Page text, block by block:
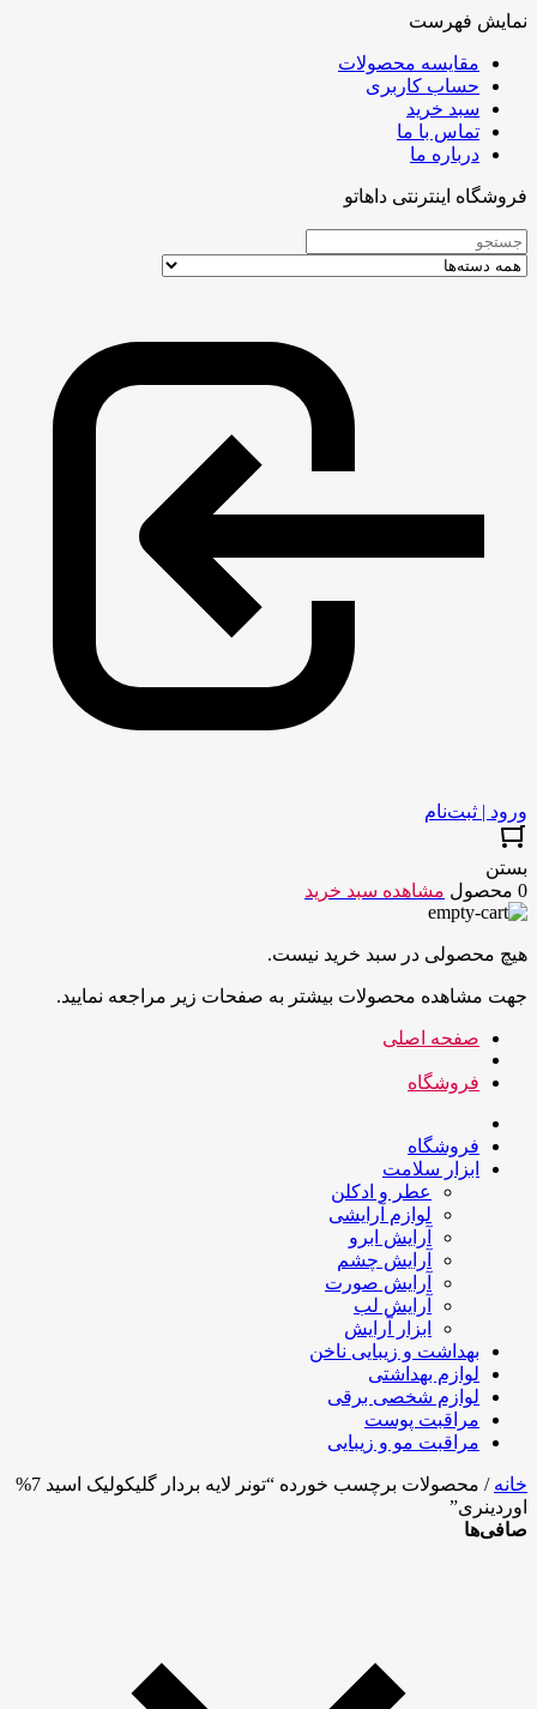
نمایش فهرست
مقایسه محصولات
حساب کاربری
سبد خرید
تماس با ما
درباره ما
فروشگاه اینترنتی داهاتو
ورود | ثبت‌نام
بستن
0 محصول
مشاهده سبد خرید
هیچ محصولی در سبد خرید نیست.
جهت مشاهده محصولات بیشتر به صفحات زیر مراجعه نمایید.
صفحه اصلی
فروشگاه
فروشگاه
ابزار سلامت
عطر و ادکلن
لوازم آرایشی
آرایش ابرو
آرایش چشم
آرایش صورت
آرایش لب
ابزار آرایش
بهداشت و زیبایی ناخن
لوازم بهداشتی
لوازم شخصی برقی
مراقبت پوست
مراقبت مو و زیبایی
خانه
/ محصولات برچسب خورده “تونر لایه بردار گلیکولیک اسید 7%
اوردینری”
صافی‌ها